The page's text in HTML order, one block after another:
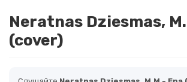
Neratnas Dziesmas,
(cover)